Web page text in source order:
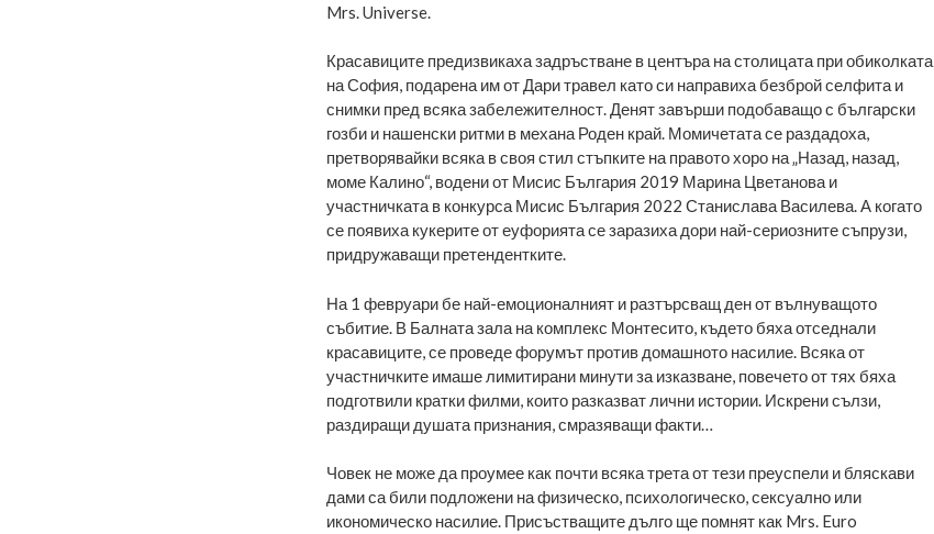
Mrs. Universe.
Красавиците предизвикаха задръстване в центъра на столицата при обиколката
на София, подарена им от Дари травел като си направиха безброй селфита и
снимки пред всяка забележителност. Денят завърши подобаващо с български
гозби и нашенски ритми в механа Роден край. Момичетата се раздадоха,
претворявайки всяка в своя стил стъпките на правото хоро на „Назад, назад,
моме Калино“, водени от Мисис България 2019 Марина Цветанова и
участничката в конкурса Мисис България 2022 Станислава Василева. А когато
се появиха кукерите от еуфорията се заразиха дори най-сериозните съпрузи,
придружаващи претендентките.
На 1 февруари бе най-емоционалният и разтърсващ ден от вълнуващото
събитие. В Балната зала на комплекс Монтесито, където бяха отседнали
красавиците, се проведе форумът против домашното насилие. Всяка от
участничките имаше лимитирани минути за изказване, повечето от тях бяха
подготвили кратки филми, които разказват лични истории. Искрени сълзи,
раздиращи душата признания, смразяващи факти…
Човек не може да проумее как почти всяка трета от тези преуспели и бляскави
дами са били подложени на физическо, психологическо, сексуално или
икономическо насилие. Присъстващите дълго ще помнят как Mrs. Euro